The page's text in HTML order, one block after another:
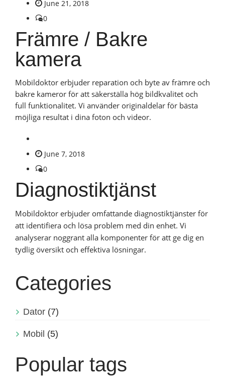
June 21, 2018
0
Främre / Bakre
kamera
Mobildoktor erbjuder reparation och byte av främre och
bakre kameror för att säkerställa hög bildkvalitet och
full funktionalitet. Vi använder originaldelar för bästa
möjliga resultat i dina foton och videor.
June 7, 2018
0
Diagnostiktjänst
Mobildoktor erbjuder omfattande diagnostiktjänster för
att identifiera och lösa problem med din enhet. Vi
analyserar noggrant alla komponenter för att ge dig en
tydlig översikt och effektiva lösningar.
Categories
Dator (7)
Mobil (5)
Popular tags